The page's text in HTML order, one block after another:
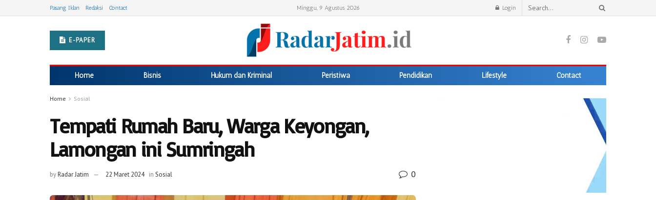
Pasang Iklan Redaksi Contact Minggu, 9 Agustus 2026 Login
E-PAPER
Home Bisnis Hukum dan Kriminal Peristiwa Pendidikan Lifestyle Contact
Home Sosial
Tempati Rumah Baru, Warga Keyongan,
Lamongan ini Sumringah
byRadar Jatim 22 Maret 2024 in Sosial 0